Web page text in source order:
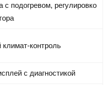
с подогревом, регулировко
климат-контроль
с диагностикой